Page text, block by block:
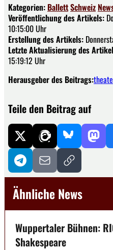
Kategorien: BallettSchweiz
Veröffentlichung des Artikels:
10:15:00 Uhr
Erstellung des Artikels:
Letzte Aktualisierung des
15:19:12 Uhr
Herausgeber des Beitrags:
Teile den Beitrag auf
Ähnliche News
Wuppertaler Bühnen:
Shakespeare